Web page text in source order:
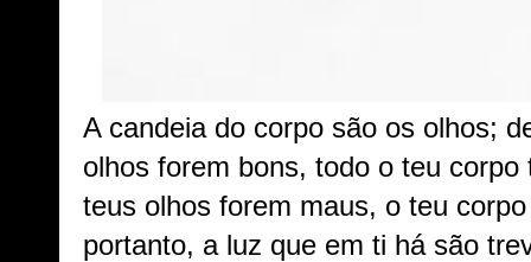
A candeia do corpo são os olhos;
olhos forem bons, todo o teu
teus olhos forem maus, o teu
portanto, a luz que em ti há são